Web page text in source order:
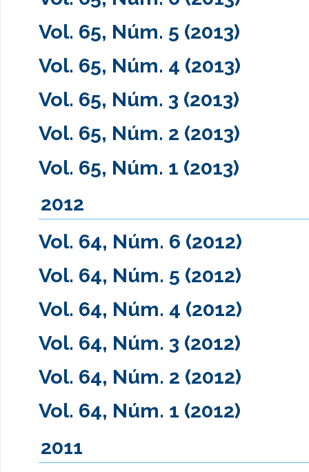
Vol. 65, Núm. 5 (2013)
Vol. 65, Núm. 4 (2013)
Vol. 65, Núm. 3 (2013)
Vol. 65, Núm. 2 (2013)
Vol. 65, Núm. 1 (2013)
2012
Vol. 64, Núm. 6 (2012)
Vol. 64, Núm. 5 (2012)
Vol. 64, Núm. 4 (2012)
Vol. 64, Núm. 3 (2012)
Vol. 64, Núm. 2 (2012)
Vol. 64, Núm. 1 (2012)
2011